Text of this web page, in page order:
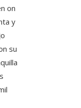
on
y
su